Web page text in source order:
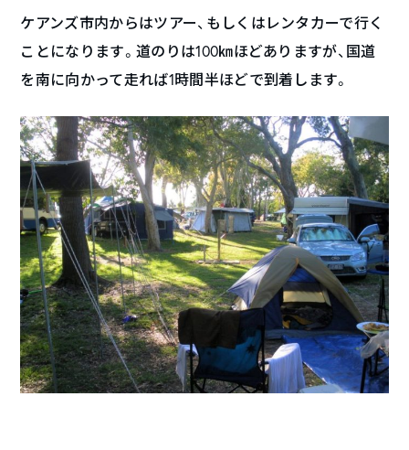
ケアンズ市内からはツアー、もしくはレンタカーで行く
ことになります。道のりは100㎞ほどありますが、国道
を南に向かって走れば1時間半ほどで到着します。